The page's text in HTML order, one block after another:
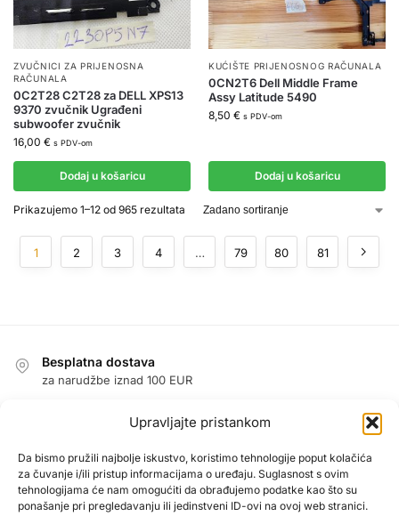
Upravljajte pristankom
Da bismo pružili najbolje iskustvo, koristimo tehnologije poput kolačića
za čuvanje i/ili pristup informacijama o uređaju. Suglasnost s ovim
tehnologijama će nam omogućiti da obrađujemo podatke kao što su
ponašanje pri pregledavanju ili jedinstveni ID-ovi na ovoj web stranici.
ZVUČNICI ZA PRIJENOSNA
RAČUNALA
0C2T28 C2T28 za DELL XPS13
9370 zvučnik Ugrađeni
subwoofer zvučnik
16,00 € s PDV-om
Dodaj u košaricu
KUĆIŠTE PRIJENOSNOG RAČUNALA
0CN2T6 Dell Middle Frame
Assy Latitude 5490
8,50 € s PDV-om
Dodaj u košaricu
Prikazujemo 1–12 od 965 rezultata
1 2 3 4 … 79 80 81
Besplatna dostava
za narudžbe iznad 100 EUR
jamstvo povrata novca
Jamstvo
1 godina jamstva na sve proizvode
Sigurna kupnja zajamčena